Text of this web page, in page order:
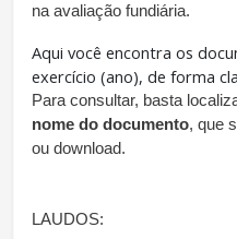
na avaliação fundiária.
Aqui você encontra os
exercício (ano), de forma
Para consultar, basta
nome do documento, que
ou download.
LAUDOS: